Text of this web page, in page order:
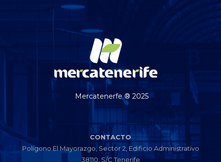
Mercatenerfe ® 2025
CONTACTO
Polígono El Mayorazgo, Sector 2, Edificio Administrativo
38110. S/C Tenerife